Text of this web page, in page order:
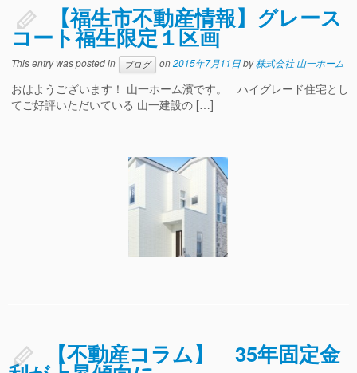
【福生市不動産情報】グレース
コート福生限定１区画
This entry was posted in ブログ on2015年7月11日by株式会社 山一ホーム
おはようございます！ 山一ホーム濱です。 ハイグレード住宅とし
てご好評いただいている 山一建設の […]
【不動産コラム】 35年固定金